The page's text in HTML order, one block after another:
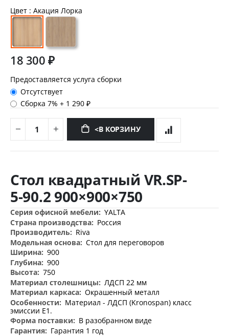
Цвет : Акация Лорка
18 300 ₽
Предоставляется услуга сборки
Отсутствует
Сборка 7%+ 1 290 ₽
<В КОРЗИНУ
началу
изображений
Стол квадратный VR.SP-
5-90.2 900×900×750
Дополнительная
информация
YALTA
Россия
Riva
Стол для переговоров
900
900
750
ЛДСП 22 мм
Окрашенный металл
Материал - ЛДСП (Kronospan) класс
эмиссии Е1.
В разобранном виде
Гарантия 1 год